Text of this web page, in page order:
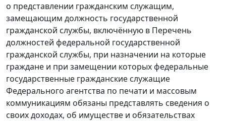
о представлении гражданским служащим,
замещающим должность государственной
гражданской службы, включённую в Перечень
должностей федеральной государственной
гражданской службы, при назначении на которые
граждане и при замещении которых федеральные
государственные гражданские служащие
Федерального агентства по печати и массовым
коммуникациям обязаны представлять сведения о
своих доходах, об имуществе и обязательствах